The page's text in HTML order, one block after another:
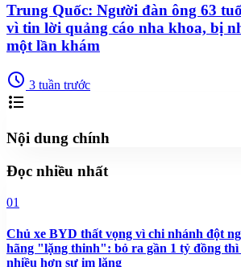
Trung Quốc: Người đàn ông 63
vì tin lời quảng cáo nha khoa, bị
một lần khám
schedule 3 tuần trước
format_list_bulleted
Nội dung chính
Đọc nhiều nhất
01
Chủ xe BYD thất vọng vì chi nhánh đột
hãng "lặng thinh": bỏ ra gần 1 tỷ đồng thì
nhiều hơn sự im lặng